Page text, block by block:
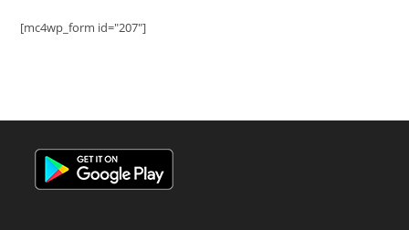
[mc4wp_form id="207"]